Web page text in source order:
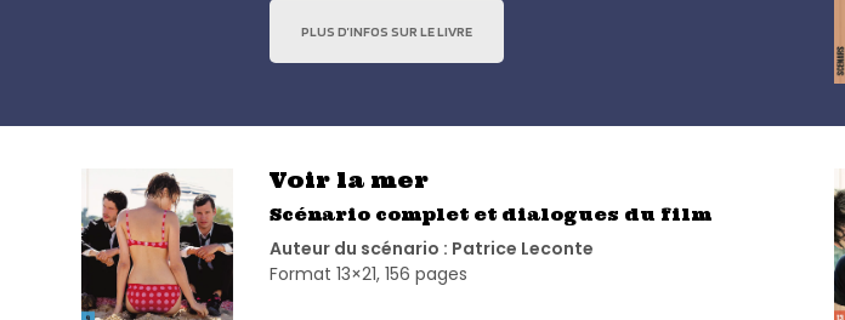
PLUS D’INFOS SUR LE LIVRE
Voir la mer
Scénario complet et dialogues du film
Auteur du scénario : Patrice Leconte
Format 13×21, 156 pages